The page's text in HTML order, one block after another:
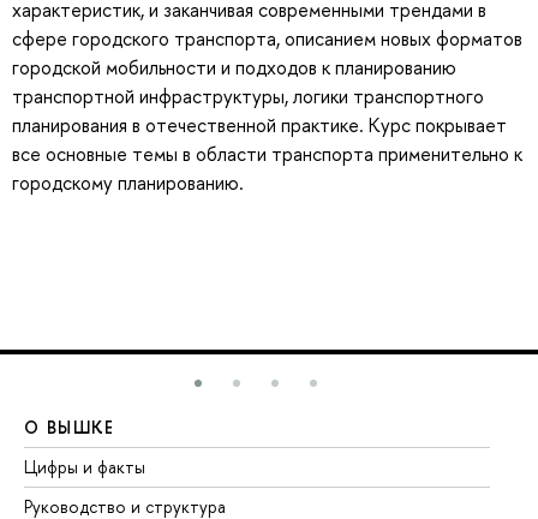
характеристик, и заканчивая современными трендами в
сфере городского транспорта, описанием новых форматов
городской мобильности и подходов к планированию
транспортной инфраструктуры, логики транспортного
планирования в отечественной практике. Курс покрывает
все основные темы в области транспорта применительно к
городскому планированию.
О ВЫШКЕ
Цифры и факты
Руководство и структура